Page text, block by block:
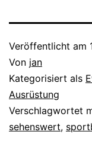
Veröffentlicht am
Von jan
Kategorisiert als
Ausrüstung
Verschlagwortet
sehenswert,